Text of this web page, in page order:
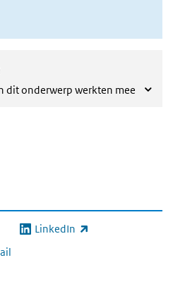
dit onderwerp werkten mee
link) LinkedIn
(externe link)